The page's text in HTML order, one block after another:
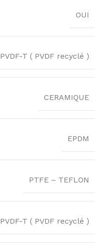
OUI
PVDF-T ( PVDF recyclé )
CERAMIQUE
EPDM
PTFE – TEFLON
PVDF-T ( PVDF recyclé )